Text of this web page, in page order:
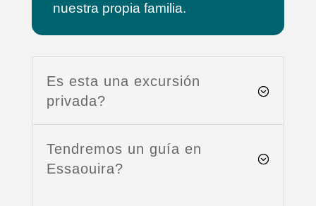
nuestra propia familia.
Es esta una excursión
privada?
Tendremos un guía en
Essaouira?